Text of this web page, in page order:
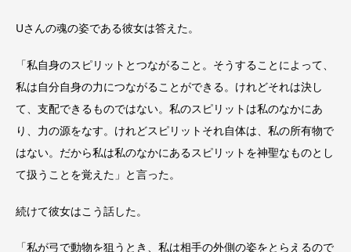
Uさんの魂の姿である彼女は答えた。
「私自身のスピリットとつながること。そうすることによって、
私は自分自身の力につながることができる。けれどそれは決し
て、支配できるものではない。私のスピリットは私のなかにあ
り、力の源をなす。けれどスピリットそれ自体は、私の所有物で
はない。だから私は私のなかにあるスピリットを神聖なものとし
て扱うことを覚えた」と言った。
続けて彼女はこう話した。
「私が弓で動物を狙うとき、私は相手の外側の姿をとらえるので